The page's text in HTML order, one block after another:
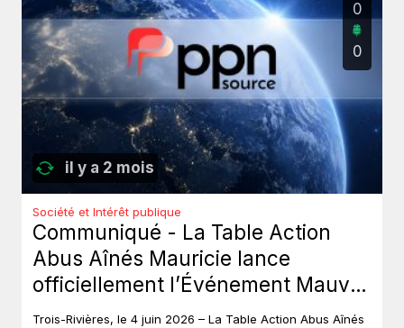
il y a 2 mois
0
0
Société et Intérêt publique
Communiqué - La Table Action
Abus Aînés Mauricie lance
officiellement l’Événement Mauve
sur la route.
Trois-Rivières, le 4 juin 2026 – La Table Action Abus Aînés